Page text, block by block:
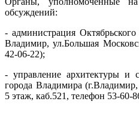
обсуждений:
- администрация
Владимир, ул.Большая
42-06-22);
- управление архитектуры и
города Владимира
5 этаж, каб.521, телефон 53-60-